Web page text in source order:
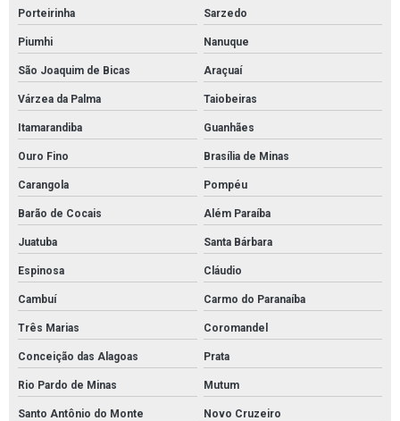
Distribuidor de absorventes industriais
Distribuidor de manta absorvente óleo
Distribuidor de manta para contenção de óleo
Distribuidor mantas brasil
Distribuidor tubolit
Empresa de mantas absorventes de óleo
Fornecedor de absorventes industriais
Fornecedor de manta para absorção de óleo
Fornecedor de mantas absorventes para óleo
Fornecedor tubolit
Kit ambiental para vazamento de óleo
Kit de contenção de derramamento de óleo
Porteirinha Sarzedo
Piumhi Nanuque
São Joaquim de Bicas Araçuaí
Várzea da Palma Taiobeiras
Itamarandiba Guanhães
Ouro Fino Brasília de Minas
Carangola Pompéu
Barão de Cocais Além Paraíba
Juatuba Santa Bárbara
Espinosa Cláudio
Cambuí Carmo do Paranaíba
Três Marias Coromandel
Conceição das Alagoas Prata
Rio Pardo de Minas Mutum
Santo Antônio do Monte Novo Cruzeiro